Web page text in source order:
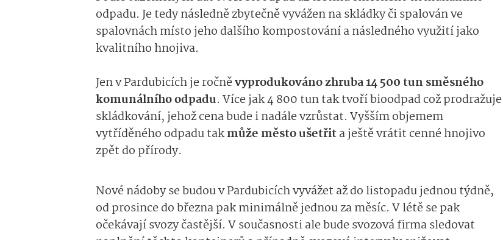
odpadu. Je tedy následně zbytečně vyvážen na skládky či spalován ve
spalovnách místo jeho dalšího kompostování a následného využití jako
kvalitního hnojiva.
Jen v Pardubicích je ročněvyprodukováno zhruba 14 500 tun směsného
komunálního odpadu. Více jak 4 800 tun tak tvoří bioodpad což prodražuje
skládkování, jehož cena bude i nadále vzrůstat. Vyšším objemem
vytříděného odpadu takmůže město ušetřita ještě vrátit cenné hnojivo
zpět do přírody.
Nové nádoby se budou v Pardubicích vyvážet až do listopadu jednou týdně,
od prosince do března pak minimálně jednou za měsíc. V létě se pak
očekávají svozy častější. V současnosti ale bude svozová firma sledovat